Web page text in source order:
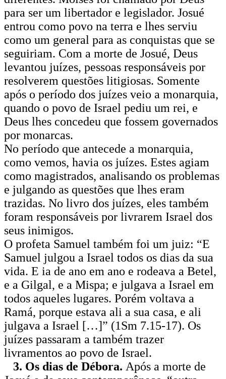
para ser um libertador e legislador. Josué
entrou como povo na terra e lhes serviu
como um general para as conquistas que se
seguiriam. Com a morte de Josué, Deus
levantou juízes, pessoas responsáveis por
resolverem questões litigiosas. Somente
após o período dos juízes veio a monarquia,
quando o povo de Israel pediu um rei, e
Deus lhes concedeu que fossem governados
por monarcas.
No período que antecede a monarquia,
como vemos, havia os juízes. Estes agiam
como magistrados, analisando os problemas
e julgando as questões que lhes eram
trazidas. No livro dos juízes, eles também
foram responsáveis por livrarem Israel dos
seus inimigos.
O profeta Samuel também foi um juiz: “E
Samuel julgou a Israel todos os dias da sua
vida. E ia de ano em ano e rodeava a Betel,
e a Gilgal, e a Mispa; e julgava a Israel em
todos aqueles lugares. Porém voltava a
Ramá, porque estava ali a sua casa, e ali
julgava a Israel […]” (1Sm 7.15-17). Os
juízes passaram a também trazer
livramentos ao povo de Israel.
3. Os dias de Débora. Após a morte de